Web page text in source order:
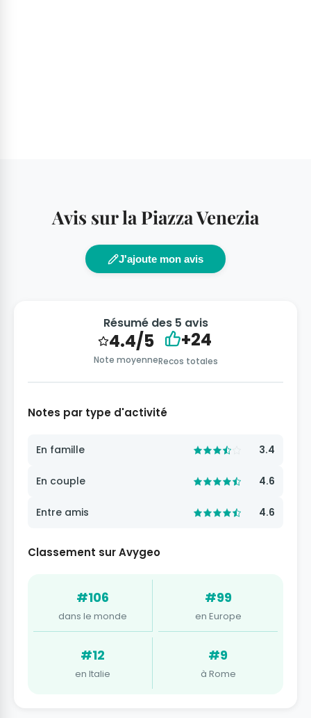
Avis sur la Piazza Venezia
J'ajoute mon avis
Résumé des 5 avis
4.4/5
Note moyenne
+24
Recos totales
Notes par type d'activité
En famille 3.4
En couple 4.6
Entre amis 4.6
Classement sur Avygeo
#106
dans le monde
#99
en Europe
#12
en Italie
#9
à Rome